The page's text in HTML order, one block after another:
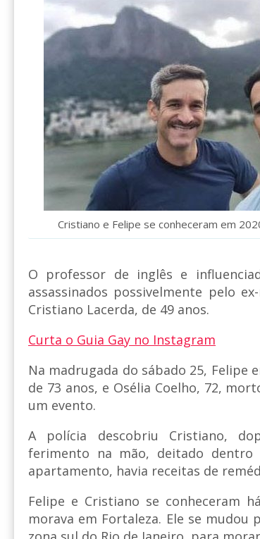
Cristiano e Felipe se conheceram em
O professor de inglês e
assassinados possivelmente pelo
Cristiano Lacerda, de 49 anos.
Curta o Guia Gay no Instagram
Na madrugada do sábado 25, Felipe
de 73 anos, e Osélia Coelho, 72,
um evento.
A polícia descobriu Cristiano,
ferimento na mão, deitado
apartamento, havia receitas de
Felipe e Cristiano se conheceram
morava em Fortaleza. Ele se